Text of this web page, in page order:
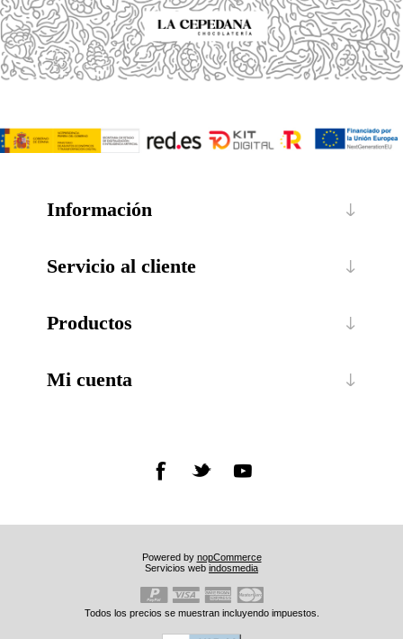
Información
Servicio al cliente
Productos
Mi cuenta
Powered by nopCommerce
Servicios web indosmedia
Todos los precios se muestran incluyendo impuestos.